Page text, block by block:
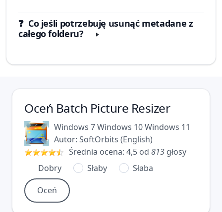
❓ Co jeśli potrzebuję usunąć metadane z
całego folderu?
Oceń Batch Picture Resizer
Windows 7Windows 10Windows 11
Autor: SoftOrbits (English)
Średnia ocena: 4,5 od 813 głosy
Dobry
Słaby Słaba